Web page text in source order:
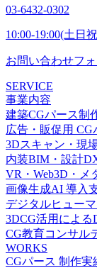
03-6432-0302
10:00-19:00(土日
お問い合わせフ
SERVICE
事業内容
建築CGパース制
広告・販促用 CG
3Dスキャン・現
内装BIM・設計
VR・Web3D・メ
画像生成AI 導入
デジタルヒューマ
3DCG活用による
CG教育コンサル
WORKS
CGパース 制作実